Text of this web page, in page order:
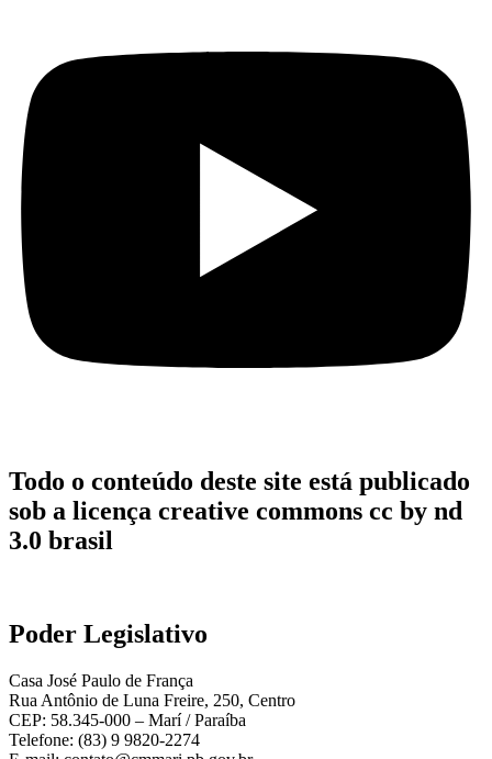
Todo o conteúdo deste site está publicado
sob a licença creative commons cc by nd
3.0 brasil
Poder Legislativo
Casa José Paulo de França
Rua Antônio de Luna Freire, 250, Centro
CEP: 58.345-000 – Marí / Paraíba
Telefone: (83) 9 9820-2274